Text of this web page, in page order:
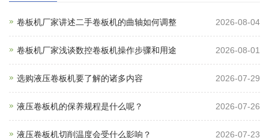
卷板机厂家讲述二手卷板机的曲轴如何调整 2026-08-04
卷板机厂家浅谈数控卷板机操作步骤和用途 2026-08-01
选购液压卷板机要了解的诸多内容 2026-07-29
液压卷板机的保养规程是什么呢？ 2026-07-26
液压卷板机切削温度会受什么影响？ 2026-07-23